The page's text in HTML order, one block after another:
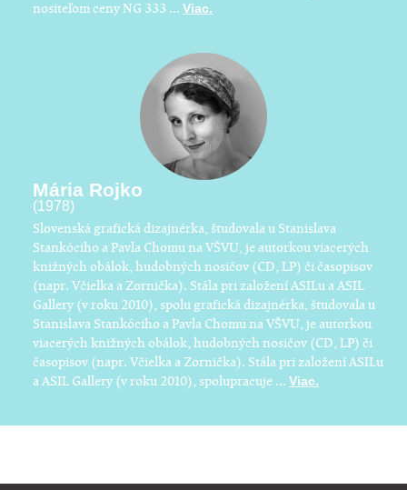
nositeľom ceny NG 333 ...Viac.
Mária Rojko
(1978)
Slovenská grafická dizajnérka, študovala u Stanislava
Stankóciho a Pavla Chomu na VŠVU, je autorkou viacerých
knižných obálok, hudobných nosičov (CD, LP) či časopisov
(napr. Včielka a Zornička). Stála pri založení ASILu a ASIL
Gallery (v roku 2010), spolu grafická dizajnérka, študovala u
Stanislava Stankóciho a Pavla Chomu na VŠVU, je autorkou
viacerých knižných obálok, hudobných nosičov (CD, LP) či
časopisov (napr. Včielka a Zornička). Stála pri založení ASILu
a ASIL Gallery (v roku 2010), spolupracuje ...Viac.